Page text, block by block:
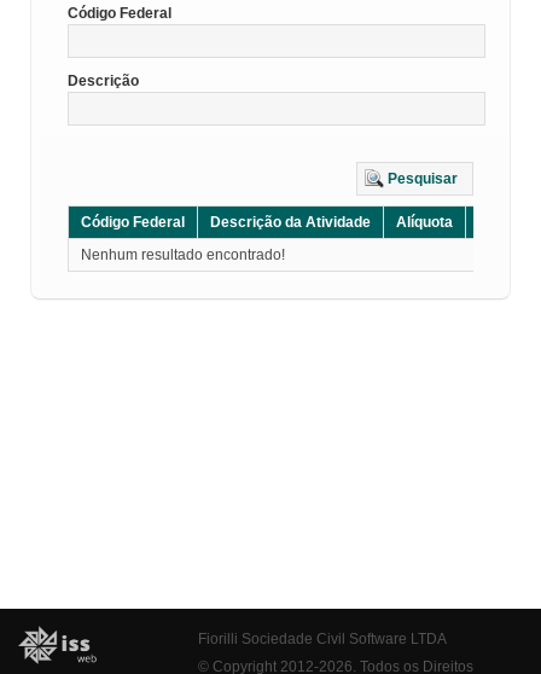
Código Federal
Descrição
Pesquisar
Código Federal Descrição da Atividade Alíquota
Nenhum resultado encontrado!
Fiorilli Sociedade Civil Software LTDA
© Copyright 2012-2026. Todos os Direitos